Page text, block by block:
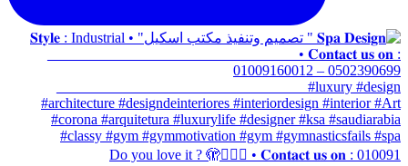
Do you love it ? 🫣🤷🏼‍♀️ • 𝐂𝐨𝐧𝐭𝐚𝐜𝐭 𝐮𝐬 𝐨𝐧 : 010091